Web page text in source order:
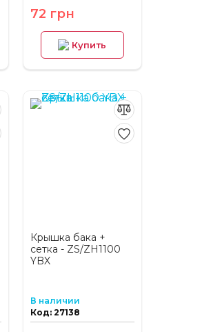
72 грн
Купить
Крышка бака +
сетка - ZS/ZH1100
YBX
В наличии
Код: 27138